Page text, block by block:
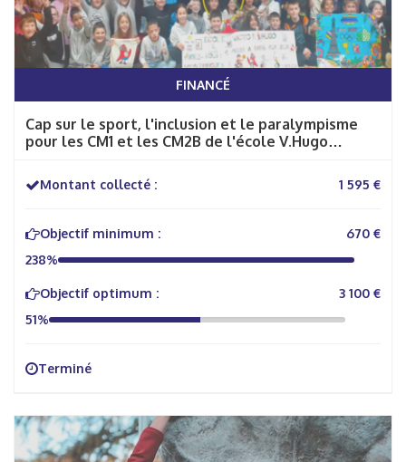
FINANCÉ
Cap sur le sport, l'inclusion et le paralympisme
pour les CM1 et les CM2B de l'école V.Hugo
Montant collecté : 1 595 €
Objectif minimum :
670 €
238%
Objectif optimum :
3 100 €
51%
Terminé